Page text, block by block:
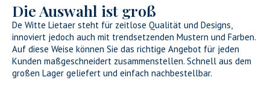
Die Auswahl ist groß
De Witte Lietaer steht für zeitlose Qualität und Designs,
innoviert jedoch auch mit trendsetzenden Mustern und Farben.
Auf diese Weise können Sie das richtige Angebot für jeden
Kunden maßgeschneidert zusammenstellen. Schnell aus dem
großen Lager geliefert und einfach nachbestellbar.